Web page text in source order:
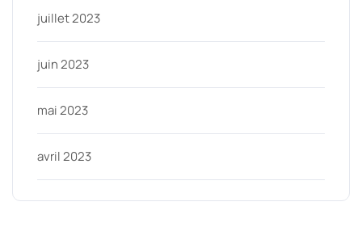
juillet 2023
juin 2023
mai 2023
avril 2023